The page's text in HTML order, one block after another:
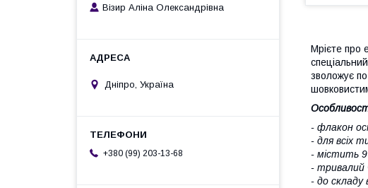
Мрієте про
зволожує
- флакон
- для всіх
- містить
- тривалий
- до складу
Візир Аліна Олександрівна
Дніпро, Україна
+380 (99) 203-13-68